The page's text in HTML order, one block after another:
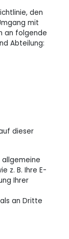
den
mit
an folgende
Abteilung:
dieser
z. B. Ihre E-
Ihrer
an Dritte